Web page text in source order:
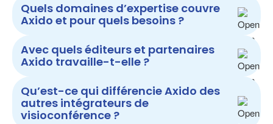
Quels domaines d’expertise couvre
Axido et pour quels besoins ?
Avec quels éditeurs et partenaires
Axido travaille-t-elle ?
Qu’est-ce qui différencie Axido des
autres intégrateurs de
visioconférence ?